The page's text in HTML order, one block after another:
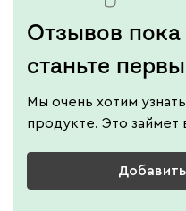
Отзывов пока
станьте
Мы очень хотим
продукте. Это займет